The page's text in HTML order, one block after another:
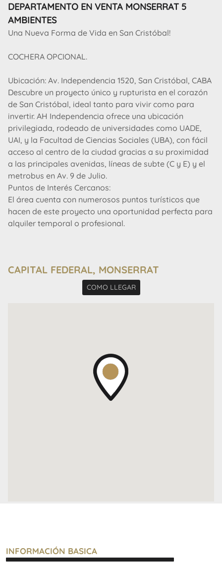
DEPARTAMENTO EN VENTA MONSERRAT 5
AMBIENTES
Una Nueva Forma de Vida en San Cristóbal!
COCHERA OPCIONAL.
Ubicación: Av. Independencia 1520, San Cristóbal, CABA
Descubre un proyecto único y rupturista en el corazón
de San Cristóbal, ideal tanto para vivir como para
invertir. AH Independencia ofrece una ubicación
privilegiada, rodeado de universidades como UADE,
UAI, y la Facultad de Ciencias Sociales (UBA), con fácil
acceso al centro de la ciudad gracias a su proximidad
a las principales avenidas, líneas de subte (C y E) y el
metrobus en Av. 9 de Julio.
Puntos de Interés Cercanos:
El área cuenta con numerosos puntos turísticos que
hacen de este proyecto una oportunidad perfecta para
alquiler temporal o profesional.
locales comerciales en doble altura.Amenities (600m²):
Piscina de 15 metros in-out climatizada
Para más información y coordinar una visita,
contáctanos en Ziade Realty.
No pierdas la oportunidad de formar parte de un
proyecto innovador en una ubicación estratégica.
servicios, fotos y medidas de este inmueble son
aproximados. Los datos fueron proporcionados por el
CAPITAL FEDERAL, MONSERRAT
COMO LLEGAR
INFORMACIÓN BASICA